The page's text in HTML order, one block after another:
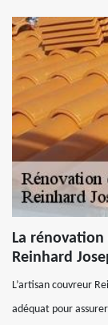
La
Reinhard
L’artisan couvreur
adéquat pour